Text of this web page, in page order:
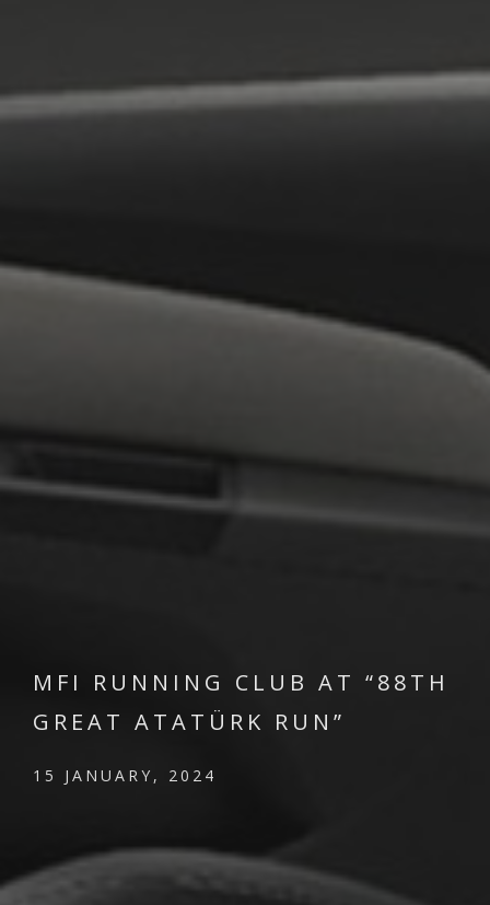
MFI RUNNING CLUB AT “88TH
GREAT ATATÜRK RUN”
15 JANUARY, 2024